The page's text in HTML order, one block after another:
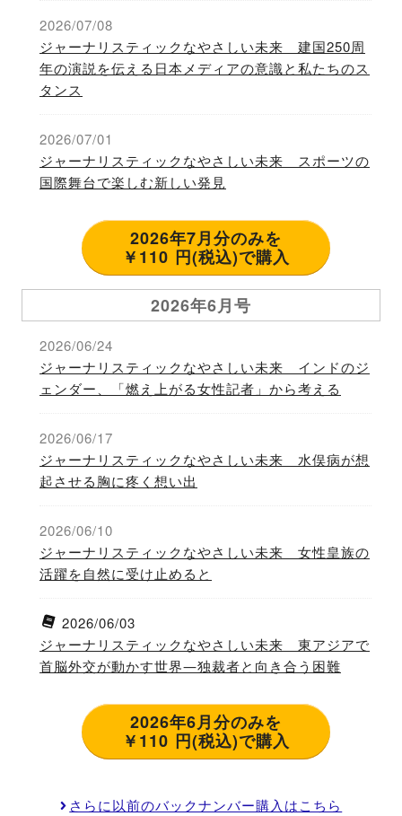
2026/07/08
ジャーナリスティックなやさしい未来 建国250周
年の演説を伝える日本メディアの意識と私たちのス
タンス
2026/07/01
ジャーナリスティックなやさしい未来 スポーツの
国際舞台で楽しむ新しい発見
2026年7月分のみを
￥110 円(税込)で購入
2026年6月号
2026/06/24
ジャーナリスティックなやさしい未来 インドのジ
ェンダー、「燃え上がる女性記者」から考える
2026/06/17
ジャーナリスティックなやさしい未来 水俣病が想
起させる胸に疼く想い出
2026/06/10
ジャーナリスティックなやさしい未来 女性皇族の
活躍を自然に受け止めると
2026/06/03
ジャーナリスティックなやさしい未来 東アジアで
首脳外交が動かす世界―独裁者と向き合う困難
2026年6月分のみを
￥110 円(税込)で購入
さらに以前のバックナンバー購入はこちら